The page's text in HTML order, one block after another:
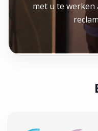
met u te werken